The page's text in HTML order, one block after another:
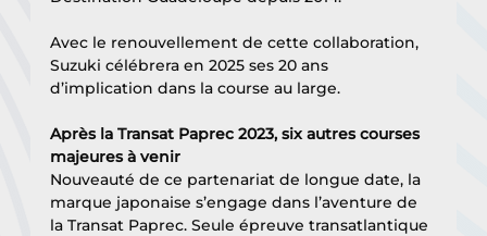
Avec le renouvellement de cette collaboration,
Suzuki célébrera en 2025 ses 20 ans
d’implication dans la course au large.
Après la Transat Paprec 2023, six autres courses
majeures à venir
Nouveauté de ce partenariat de longue date, la
marque japonaise s’engage dans l’aventure de
la Transat Paprec. Seule épreuve transatlantique